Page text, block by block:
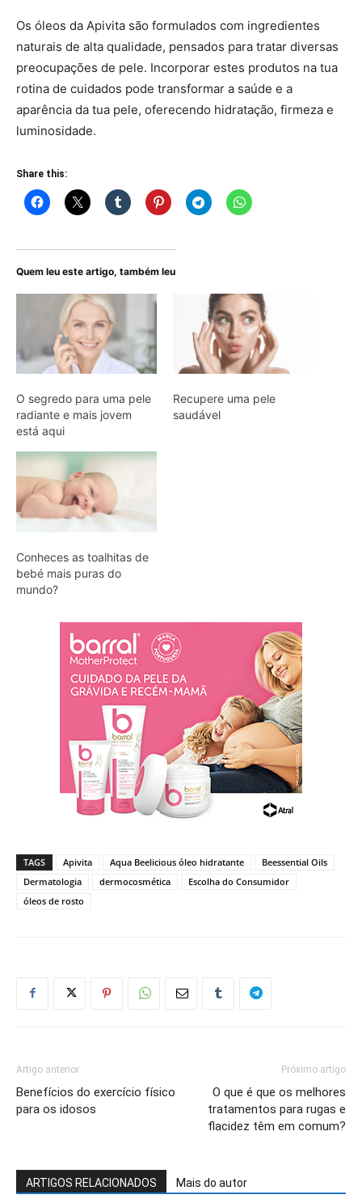
Os óleos da Apivita são formulados com ingredientes
naturais de alta qualidade, pensados para tratar diversas
preocupações de pele. Incorporar estes produtos na tua
rotina de cuidados pode transformar a saúde e a
aparência da tua pele, oferecendo hidratação, firmeza e
luminosidade.
Share this:
Quem leu este artigo, também leu
O segredo para uma pele
radiante e mais jovem
está aqui
Recupere uma pele
saudável
Conheces as toalhitas de
bebé mais puras do
mundo?
TAGS Apivita Aqua Beelicious óleo hidratante
Beessential Oils
Dermatologia
dermocosmética
Escolha do Consumidor
óleos de rosto
Artigo anterior
Benefícios do exercício físico
para os idosos
Próximo artigo
O que é que os melhores
tratamentos para rugas e
flacidez têm em comum?
ARTIGOS RELACIONADOS Mais do autor